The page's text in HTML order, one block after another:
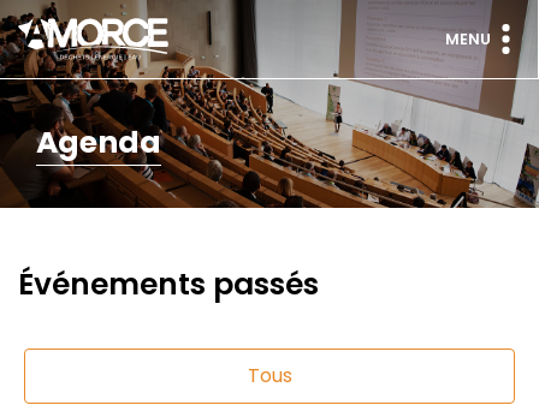
MENU
Agenda
Événements passés
Tous